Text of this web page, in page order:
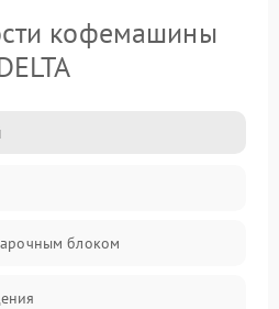
кофемашины
блоком